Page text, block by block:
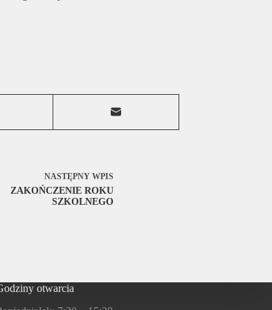
NASTĘPNY WPIS
ZAKOŃCZENIE ROKU
SZKOLNEGO
otwarcia